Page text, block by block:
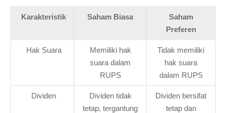
Karakteristik Saham Biasa
Saham
Preferen
Hak Suara
Memiliki hak
suara dalam
RUPS
Tidak memiliki
hak suara
dalam RUPS
Dividen
Dividen tidak
tetap, tergantung
Dividen bersifat
tetap dan